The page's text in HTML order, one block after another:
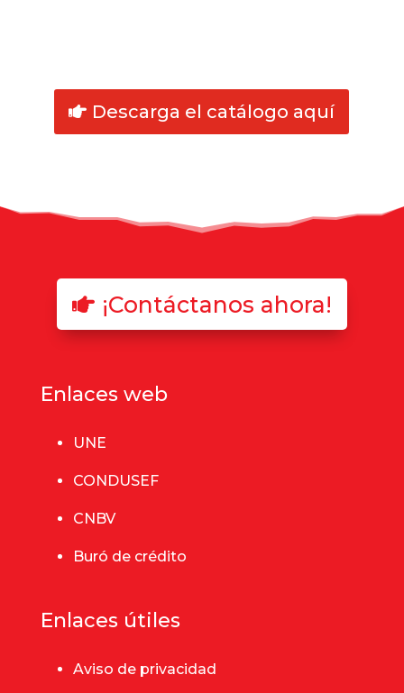
Descarga el catálogo aquí
¡Contáctanos ahora!
Enlaces web
UNE
CONDUSEF
CNBV
Buró de crédito
Enlaces útiles
Aviso de privacidad